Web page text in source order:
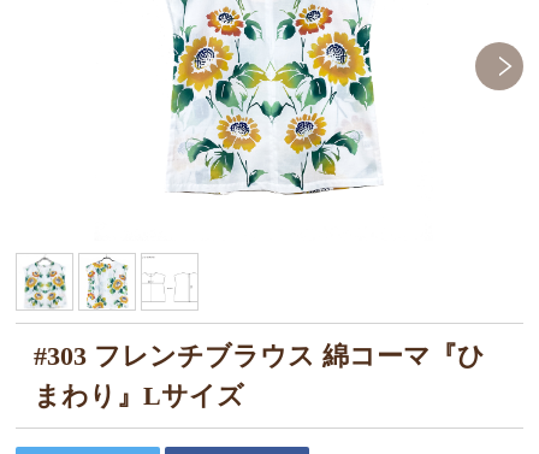
#303 フレンチブラウス 綿コーマ『ひ
まわり』Lサイズ